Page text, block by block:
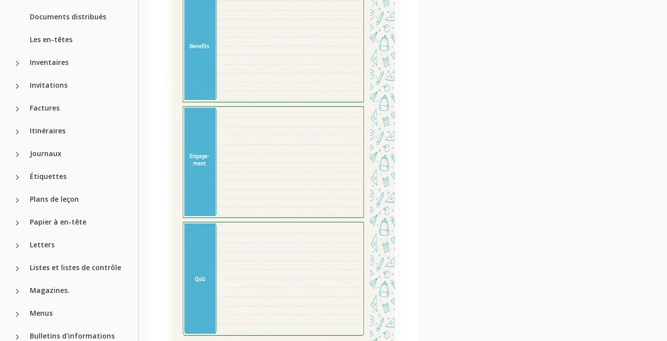
Documents distribués
Les en-têtes
Inventaires
Invitations
Factures
Itinéraires
Journaux
Étiquettes
Plans de leçon
Papier à en-tête
Letters
Listes et listes de contrôle
Magazines.
Menus
Bulletins d'informations